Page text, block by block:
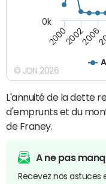
200020022006
0k
© JDN 2026
L'annuité de la dette
d'emprunts et du
de Franey.
A ne pas
Recevez nos